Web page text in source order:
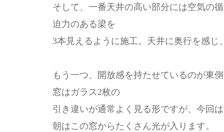
そして、一番天井の高い部分には空気の
迫力のある梁を
3本見えるように施工。天井に奥行を感じ
もう一つ、開放感を持たせているのが東
窓はガラス2枚の
引き違いが通常よく見る形ですが、今回
朝はこの窓からたくさん光が入ります。